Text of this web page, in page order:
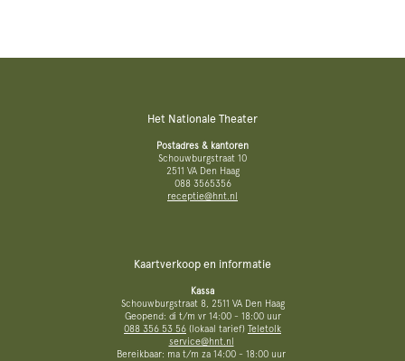
Het Nationale Theater
Postadres & kantoren
Schouwburgstraat 10
2511 VA Den Haag
088 3565356
receptie@hnt.nl
Kaartverkoop en informatie
Kassa
Schouwburgstraat 8, 2511 VA Den Haag
Geopend: di t/m vr 14:00 - 18:00 uur
088 356 53 56 (lokaal tarief) Teletolk
service@hnt.nl
Bereikbaar: ma t/m za 14:00 - 18:00 uur